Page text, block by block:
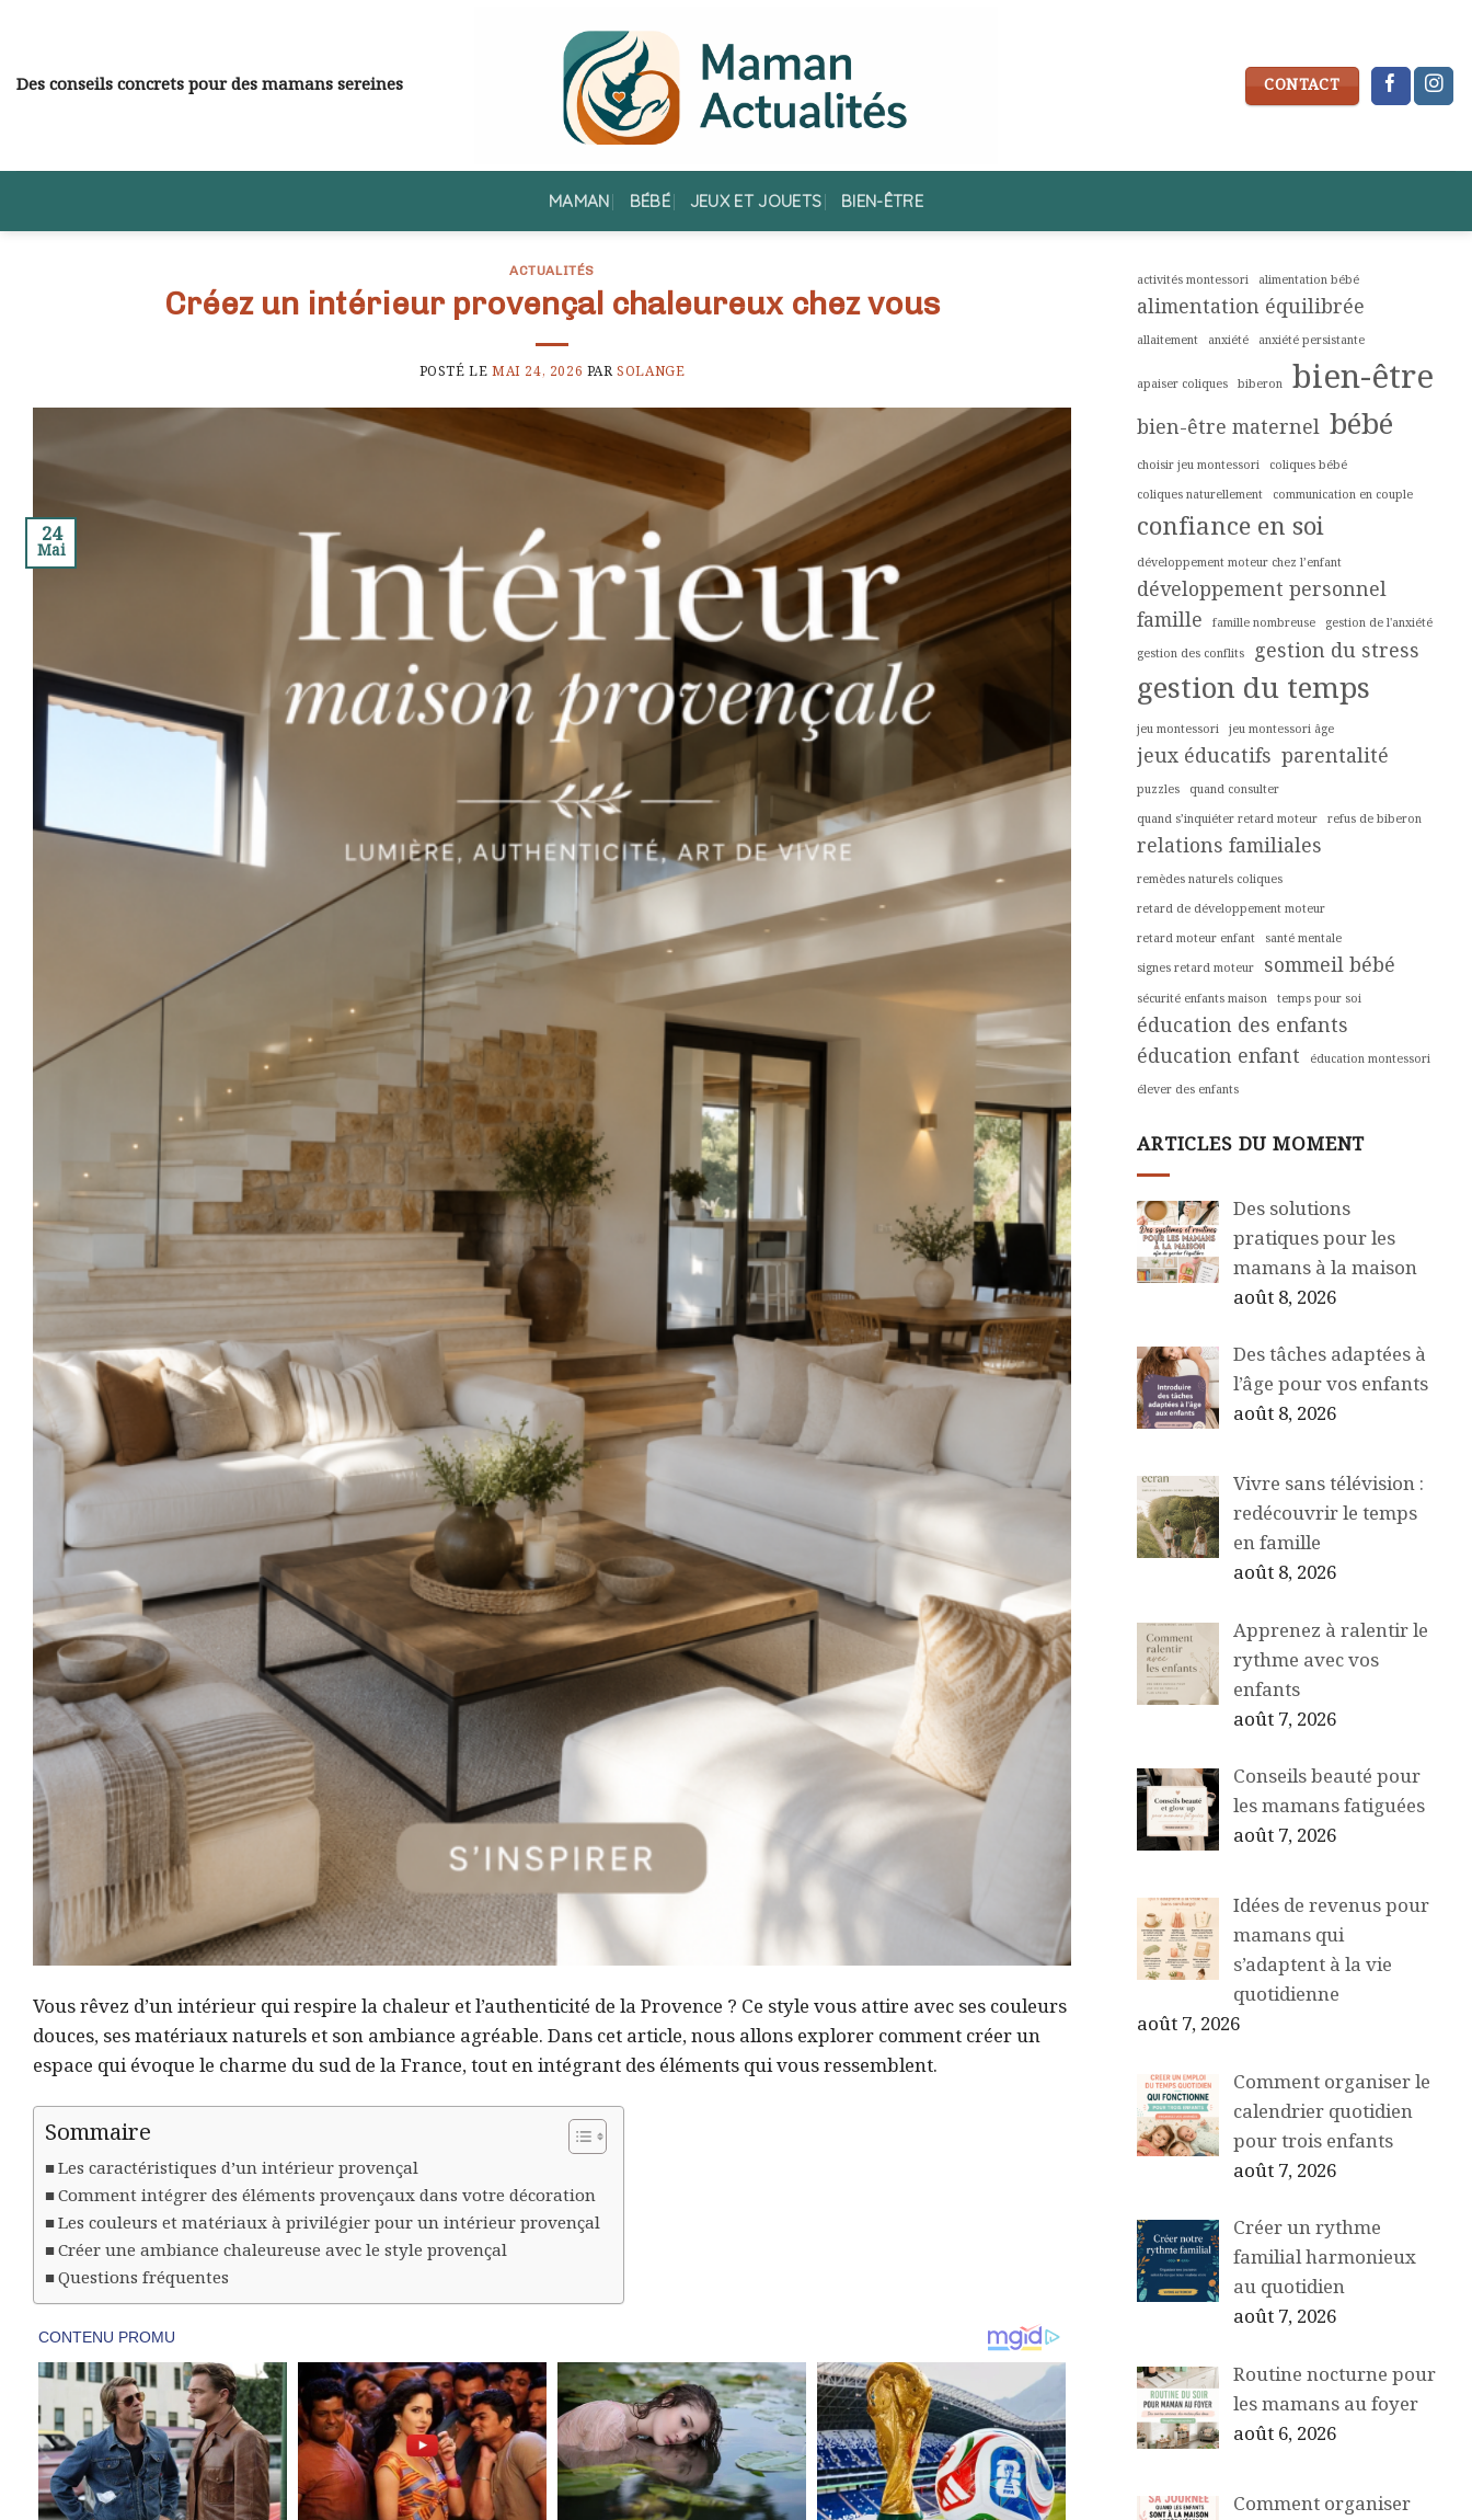
content
Des conseils concrets pour des mamans sereines CONTACT
MAMAN BÉBÉ JEUX ET JOUETS BIEN-ÊTRE
ACTUALITÉS
Créez un intérieur provençal chaleureux chez vous
POSTÉ LEMAI 24, 2026 PARSOLANGE
24
Mai
Vous rêvez d’un intérieur qui respire la chaleur et l’authenticité de la Provence ? Ce style vous attire avec ses couleurs
douces, ses matériaux naturels et son ambiance agréable. Dans cet article, nous allons explorer comment créer un
espace qui évoque le charme du sud de la France, tout en intégrant des éléments qui vous ressemblent.
Sommaire
Les caractéristiques d’un intérieur provençal
Comment intégrer des éléments provençaux dans votre décoration
Les couleurs et matériaux à privilégier pour un intérieur provençal
Créer une ambiance chaleureuse avec le style provençal
Questions fréquentes
activités montessori alimentation bébé
alimentation équilibrée
allaitement anxiété anxiété persistante
apaiser coliques biberon bien-être
bien-être maternel bébé
choisir jeu montessori
coliques bébé
coliques naturellement
communication en couple
confiance en soi
développement moteur chez l’enfant
développement personnel
famille
famille nombreuse
gestion de l'anxiété
gestion des conflits
gestion du stress
gestion du temps
jeu montessori jeu montessori âge
jeux éducatifs parentalité
puzzles
quand consulter
quand s’inquiéter retard moteur
refus de biberon
relations familiales
remèdes naturels coliques
retard de développement moteur
retard moteur enfant
santé mentale
signes retard moteur
sommeil bébé
sécurité enfants maison temps pour soi
éducation des enfants
éducation enfant
éducation montessori
élever des enfants
ARTICLES DU MOMENT
Des solutions
pratiques pour les
mamans à la maison
août 8, 2026
Des tâches adaptées à
l’âge pour vos enfants
août 8, 2026
Vivre sans télévision :
redécouvrir le temps
en famille
août 8, 2026
Apprenez à ralentir le
rythme avec vos
enfants
août 7, 2026
Conseils beauté pour
les mamans fatiguées
août 7, 2026
Idées de revenus pour
mamans qui
s’adaptent à la vie
quotidienne
août 7, 2026
Comment organiser le
calendrier quotidien
pour trois enfants
août 7, 2026
Créer un rythme
familial harmonieux
au quotidien
août 7, 2026
Routine nocturne pour
les mamans au foyer
août 6, 2026
Comment organiser